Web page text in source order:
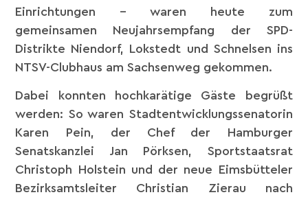
Einrichtungen – waren heute zum
gemeinsamen Neujahrsempfang der SPD-
Distrikte Niendorf, Lokstedt und Schnelsen ins
NTSV-Clubhaus am Sachsenweg gekommen.
Dabei konnten hochkarätige Gäste begrüßt
werden: So waren Stadtentwicklungssenatorin
Karen Pein, der Chef der Hamburger
Senatskanzlei Jan Pörksen, Sportstaatsrat
Christoph Holstein und der neue Eimsbütteler
Bezirksamtsleiter Christian Zierau nach